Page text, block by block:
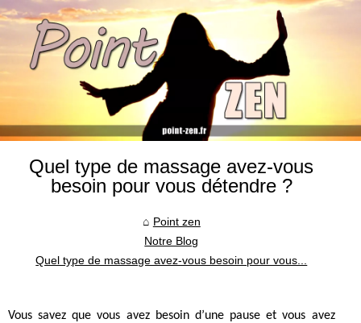
Quel type de massage avez-vous
besoin pour vous détendre ?
Point zen
Notre Blog
Quel type de massage avez-vous besoin pour vous...
Vous savez que vous avez besoin d’une pause et vous avez